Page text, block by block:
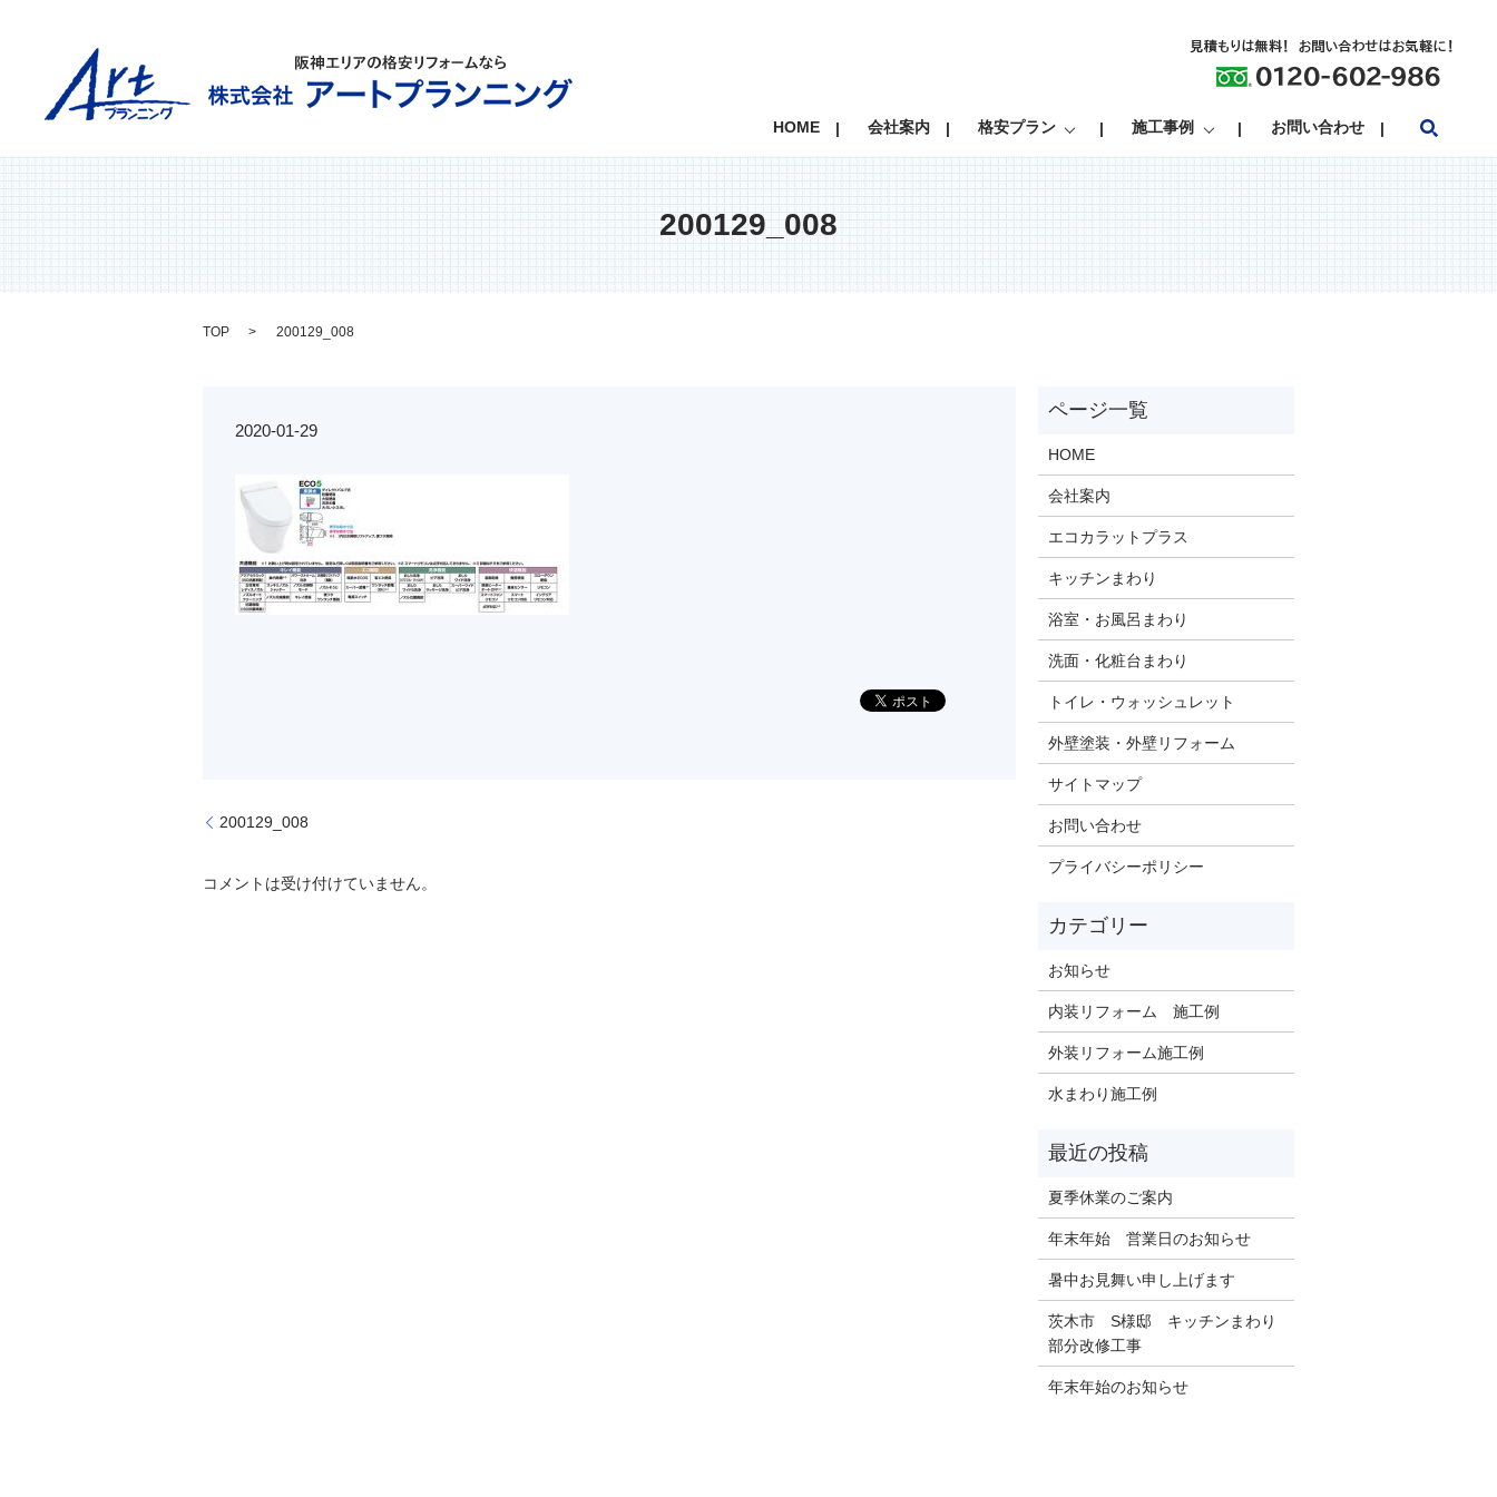
HOME 会社案内 格安プラン 施工事例 お問い合わせ
200129_008
TOP 200129_008
2020-01-29
200129_008
コメントは受け付けていません。
HOME
会社案内
エコカラットプラス
キッチンまわり
浴室・お風呂まわり
洗面・化粧台まわり
トイレ・ウォッシュレット
外壁塗装・外壁リフォーム
サイトマップ
お問い合わせ
プライバシーポリシー
お知らせ
内装リフォーム 施工例
外装リフォーム施工例
水まわり施工例
夏季休業のご案内
年末年始 営業日のお知らせ
暑中お見舞い申し上げます
茨木市 S様邸 キッチンまわり
部分改修工事
年末年始のお知らせ